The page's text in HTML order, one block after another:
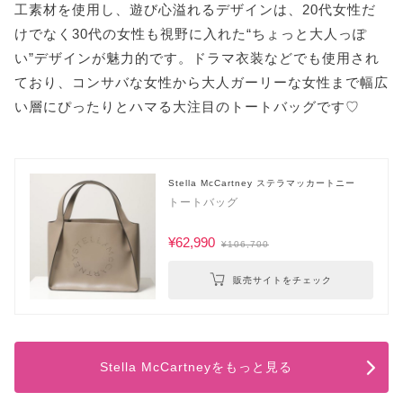
工素材を使用し、遊び心溢れるデザインは、20代女性だ
けでなく30代の女性も視野に入れた“ちょっと大人っぽ
い”デザインが魅力的です。ドラマ衣装などでも使用され
ており、コンサバな女性から大人ガーリーな女性まで幅広
い層にぴったりとハマる大注目のトートバッグです♡
Stella McCartney ステラマッカートニー
トートバッグ
¥62,990 ¥106,700
販売サイトをチェック
Stella McCartneyをもっと見る